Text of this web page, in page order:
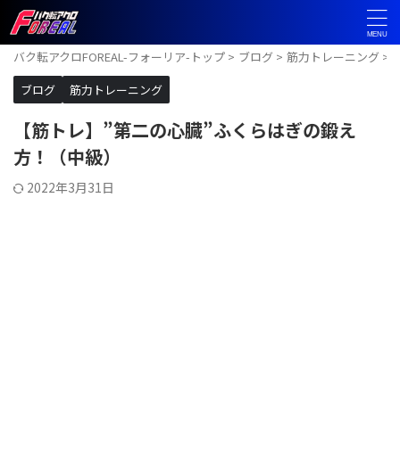
バク転アクロFOREAL-フォーリア-トップ > ブログ > 筋力トレーニング >
ブログ
筋力トレーニング
【筋トレ】”第二の心臓”ふくらはぎの鍛え
方！（中級）
2022年3月31日